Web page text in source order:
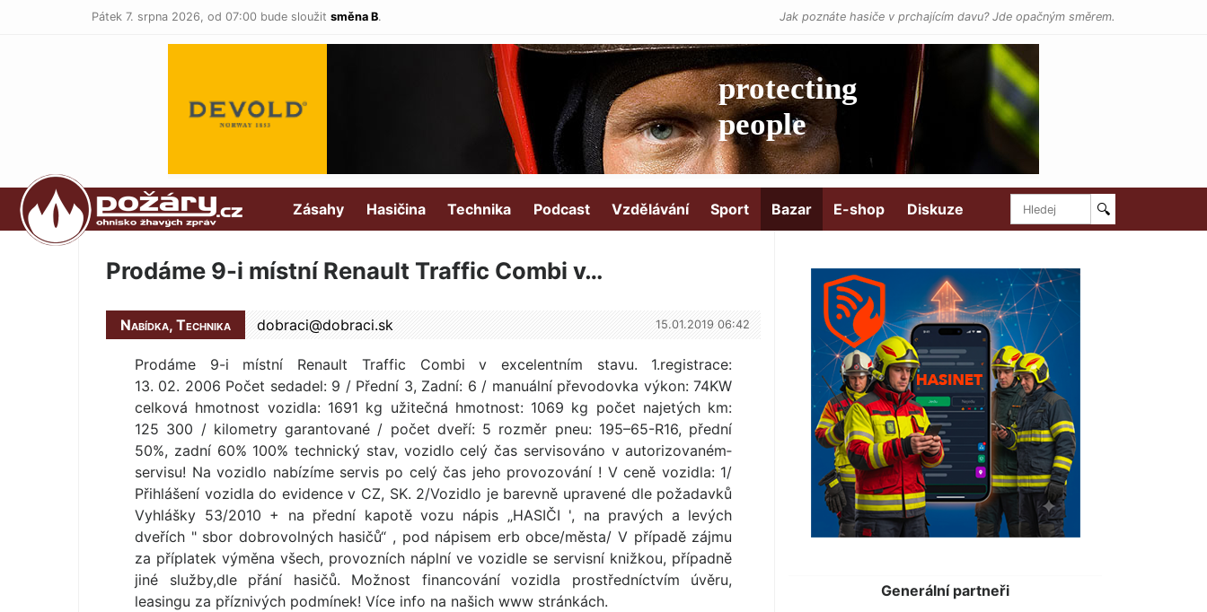
Pátek 7. srpna 2026, od 07:00 bude sloužit směna B. Jak poznáte hasiče v prchajícím davu? Jde opačným směrem.
POŽÁRY.cz Zásahy Hasičina Technika Podcast Vzdělávání Sport Bazar E-shop Diskuze 🔍
Prodáme 9-i místní Renault Traffic Combi v…
Nabídka, Technika dobraci@dobraci.sk 15.01.2019 06:42
Prodáme 9-i místní Renault Traffic Combi v excelentním stavu. 1.registrace:
13. 02. 2006 Počet sedadel: 9 / Přední 3, Zadní: 6 / manuální převodovka výkon: 74KW
celková hmotnost vozidla: 1691 kg užitečná hmotnost: 1069 kg počet najetých km:
125 300 / kilometry garantované / počet dveří: 5 rozměr pneu: 195–65-R16, přední
50%, zadní 60% 100% technický stav, vozidlo celý čas servisováno v autorizovaném­
servisu! Na vozidlo nabízíme servis po celý čas jeho provozování ! V ceně vozidla: 1/
Přihlášení vozidla do evidence v CZ, SK. 2/Vozidlo je barevně upravené dle požadavků
Vyhlášky 53/2010 + na přední kapotě vozu nápis „HASIČI ', na pravých a levých
dveřích " sbor dobrovolných hasičů“ , pod nápisem erb obce/města/ V případě zájmu
za příplatek výměna všech, provozních náplní ve vozidle se servisní knižkou, případně
jiné služby,dle přání hasičů. Možnost financování vozidla prostředníctvím úvěru,
leasingu za příznivých podmínek! Více info na našich www stránkách.
Generální partneři